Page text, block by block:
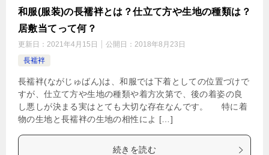
和服(服装)の長襦袢とは？仕立て方や生地の種類は？
居敷当てって何？
更新日： 2021年4月15日 公開日： 2018年8月23日
長襦袢
長襦袢(ながじゅばん)は、和服では下着としての位置づけで
すが、仕立て方や生地の種類や着方次第で、後の着姿の良
し悪しが決まる実はとても大切な存在なんです。 特に着
物の生地と長襦袢の生地の相性によ […]
続きを読む